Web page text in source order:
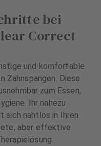
bei
Correct
und komfortable
Zahnspangen. Diese
zum Essen,
Ihr nahezu
sich nahtlos in Ihren
aber effektive